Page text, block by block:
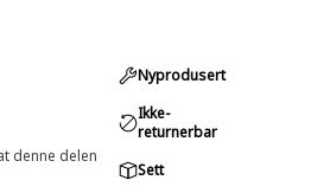
denne delen
Nyprodusert
Ikke-
returnerbar
Sett